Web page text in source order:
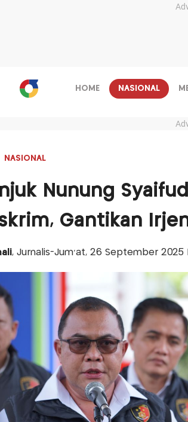
HOME NASIONAL
NASIONAL
Nunung
Gantikan
, Jurnalis-Jum'at, 26 September 2025